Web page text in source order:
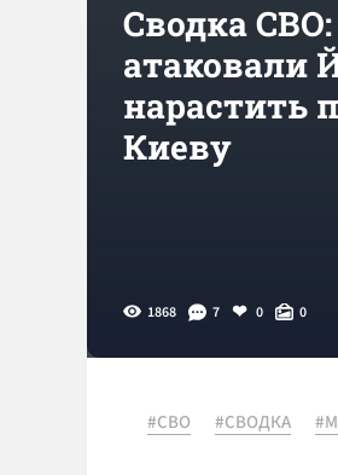
Сводка
атаковали
нарастить
Киеву
1868 7 0 0
#СВО #СВОДКА